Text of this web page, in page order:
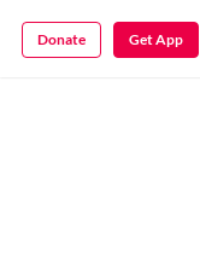
Get App
Donate